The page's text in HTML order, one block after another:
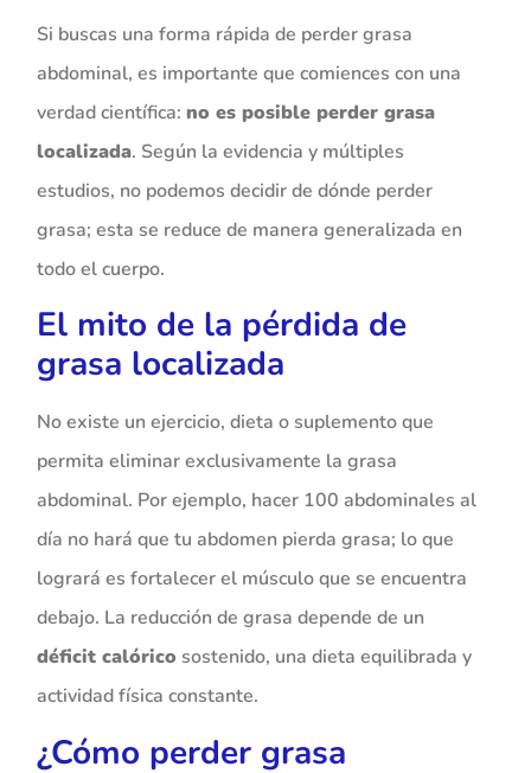
Si buscas una forma rápida de perder grasa
abdominal, es importante que comiences con una
verdad científica: no es posible perder grasa
localizada. Según la evidencia y múltiples
estudios, no podemos decidir de dónde perder
grasa; esta se reduce de manera generalizada en
todo el cuerpo.
El mito de la pérdida de
grasa localizada
No existe un ejercicio, dieta o suplemento que
permita eliminar exclusivamente la grasa
abdominal. Por ejemplo, hacer 100 abdominales al
día no hará que tu abdomen pierda grasa; lo que
logrará es fortalecer el músculo que se encuentra
debajo. La reducción de grasa depende de un
déficit calórico sostenido, una dieta equilibrada y
actividad física constante.
¿Cómo perder grasa